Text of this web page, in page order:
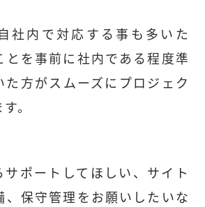
社内で対応する事も多いた
とを事前に社内である程度準
た方がスムーズにプロジェク
。
サポートしてほしい、サイト
、保守管理をお願いしたいな